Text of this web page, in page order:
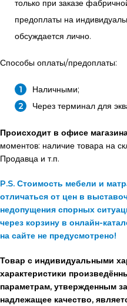
только при заказе
предоплаты на
обсуждается лично.
Способы оплаты/предоплаты:
Наличными;
Через терминал для
Происходит в офисе
моментов: наличие товара на
Продавца и т.п.
P.S. Стоимость мебели и
отличаться от цен в
недопущения спорных
через корзину в онлайн-
на сайте не предусмотрено!
Товар с индивидуальными
характеристики
параметрам, утвержденным
надлежащее качество,